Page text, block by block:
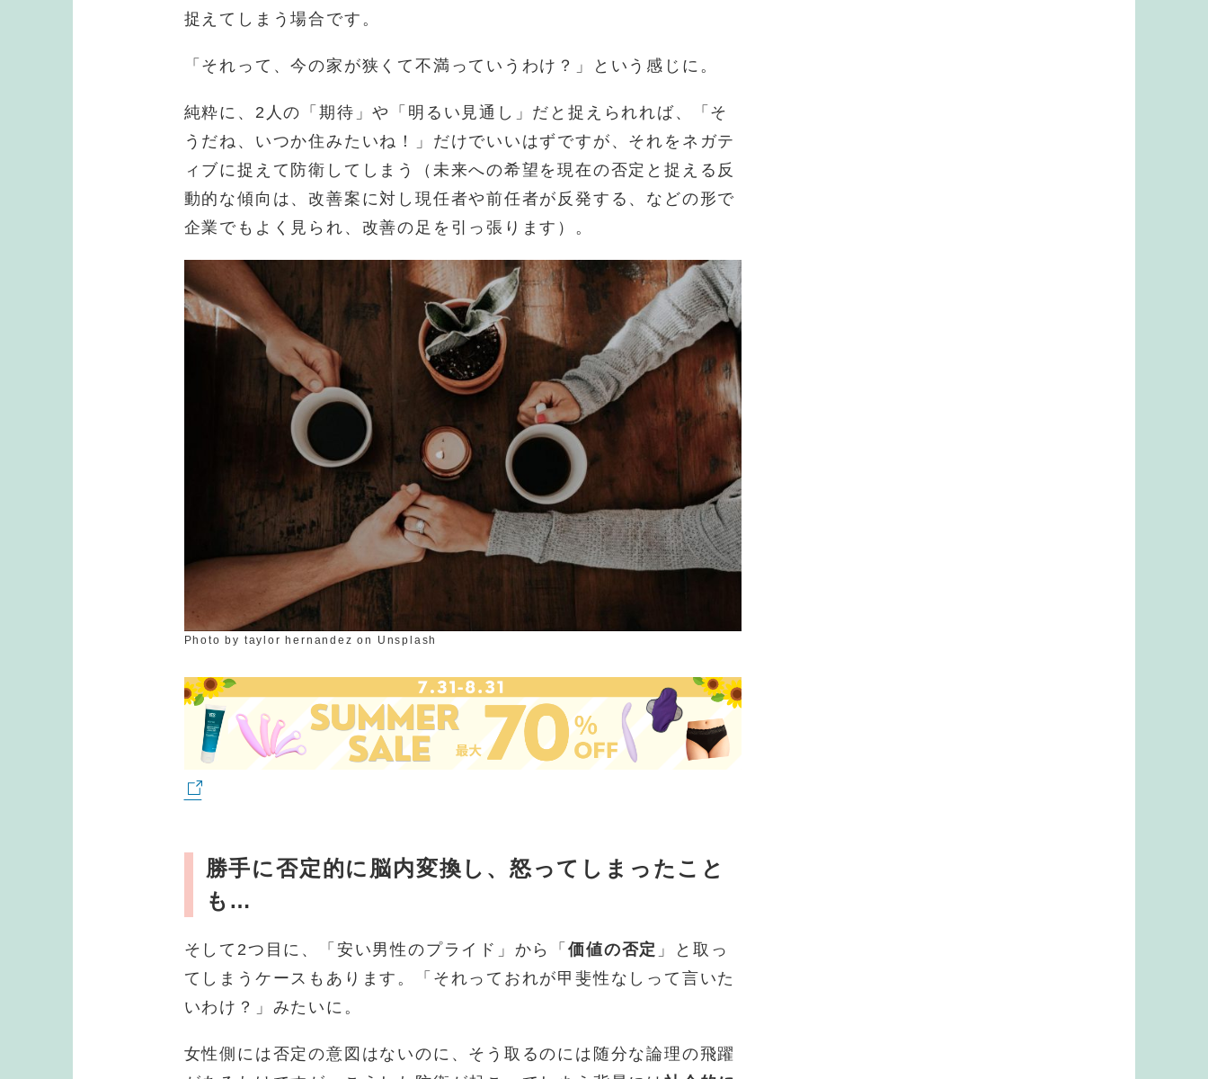
捉えてしまう場合です。
「それって、今の家が狭くて不満っていうわけ？」という感じに。
純粋に、2人の「期待」や「明るい見通し」だと捉えられれば、「そ
うだね、いつか住みたいね！」だけでいいはずですが、それをネガテ
ィブに捉えて防衛してしまう（未来への希望を現在の否定と捉える反
動的な傾向は、改善案に対し現任者や前任者が反発する、などの形で
企業でもよく見られ、改善の足を引っ張ります）。
Photo by taylor hernandez on Unsplash
勝手に否定的に脳内変換し、怒ってしまったこと
も…
そして2つ目に、「安い男性のプライド」から「価値の否定 」と取っ
てしまうケースもあります。「それっておれが甲斐性なしって言いた
いわけ？」みたいに。
女性側には否定の意図はないのに、そう取るのには随分な論理の飛躍